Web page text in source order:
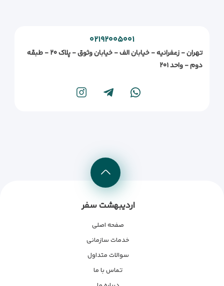
۰۲۱۹۲۰۰۵۰۰۱
تهران - زعفرانیه - خیابان الف - خیابان وثوق - پلاک ۲۰ - طبقه
دوم - واحد ۲۰۱
اردیبهشت سفر
صفحه اصلی
خدمات سازمانی
سوالات متداول
تماس با ما